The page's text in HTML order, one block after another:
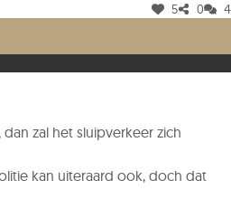
naar school, boodschappen en
genomen.
5 0 4
zal het sluipverkeer zich
kan uiteraard ook, doch dat